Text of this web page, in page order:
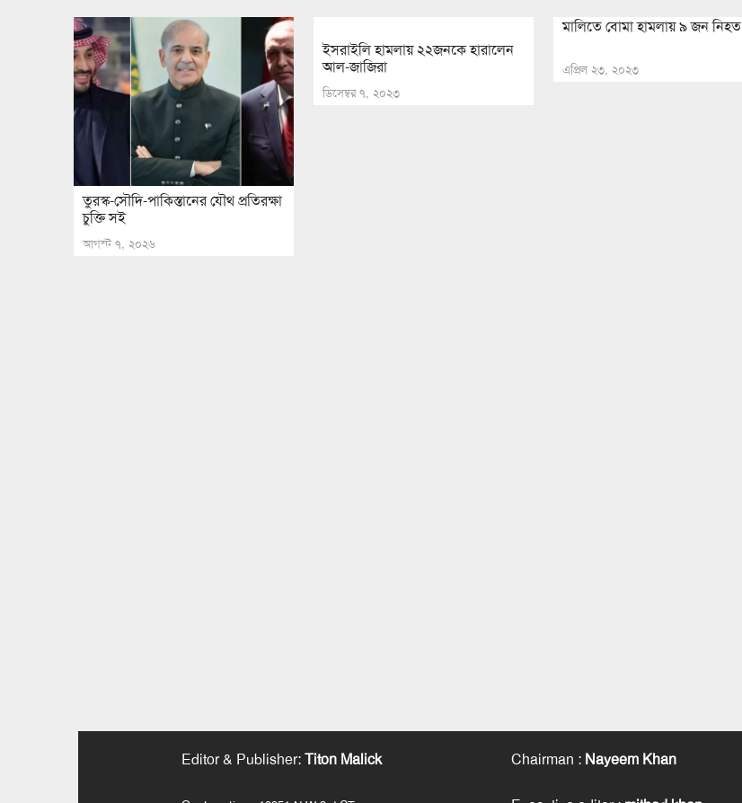
তুরস্ক-সৌদি-পাকিস্তানের যৌথ প্রতিরক্ষা
চুক্তি সই
আগস্ট ৭, ২০২৬
ইসরাইলি হামলায় ২২জনকে হারালেন
আল-জাজিরা
ডিসেম্বর ৭, ২০২৩
মালিতে বোমা হামলায় ৯ জন নিহত
এপ্রিল ২৩, ২০২৩
Editor & Publisher:Titon Malick Chairman : Nayeem Khan